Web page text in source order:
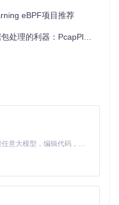
工具。立即尝试Buzzer
详细的信息，并贡献您的
eBPF项目推荐
理的利器：PcapPlusPlus
Claude Code 的开源替代方案。连接任意大模型，编辑代码，运行命令，自动验证 — 全自动执行。用 Rust 构建，极致性能。 ｜ An open-source alternative to Claude Code. Connect any LLM, edit code, run commands, and verify changes — autonomously. Built in Rust for speed. Get Started